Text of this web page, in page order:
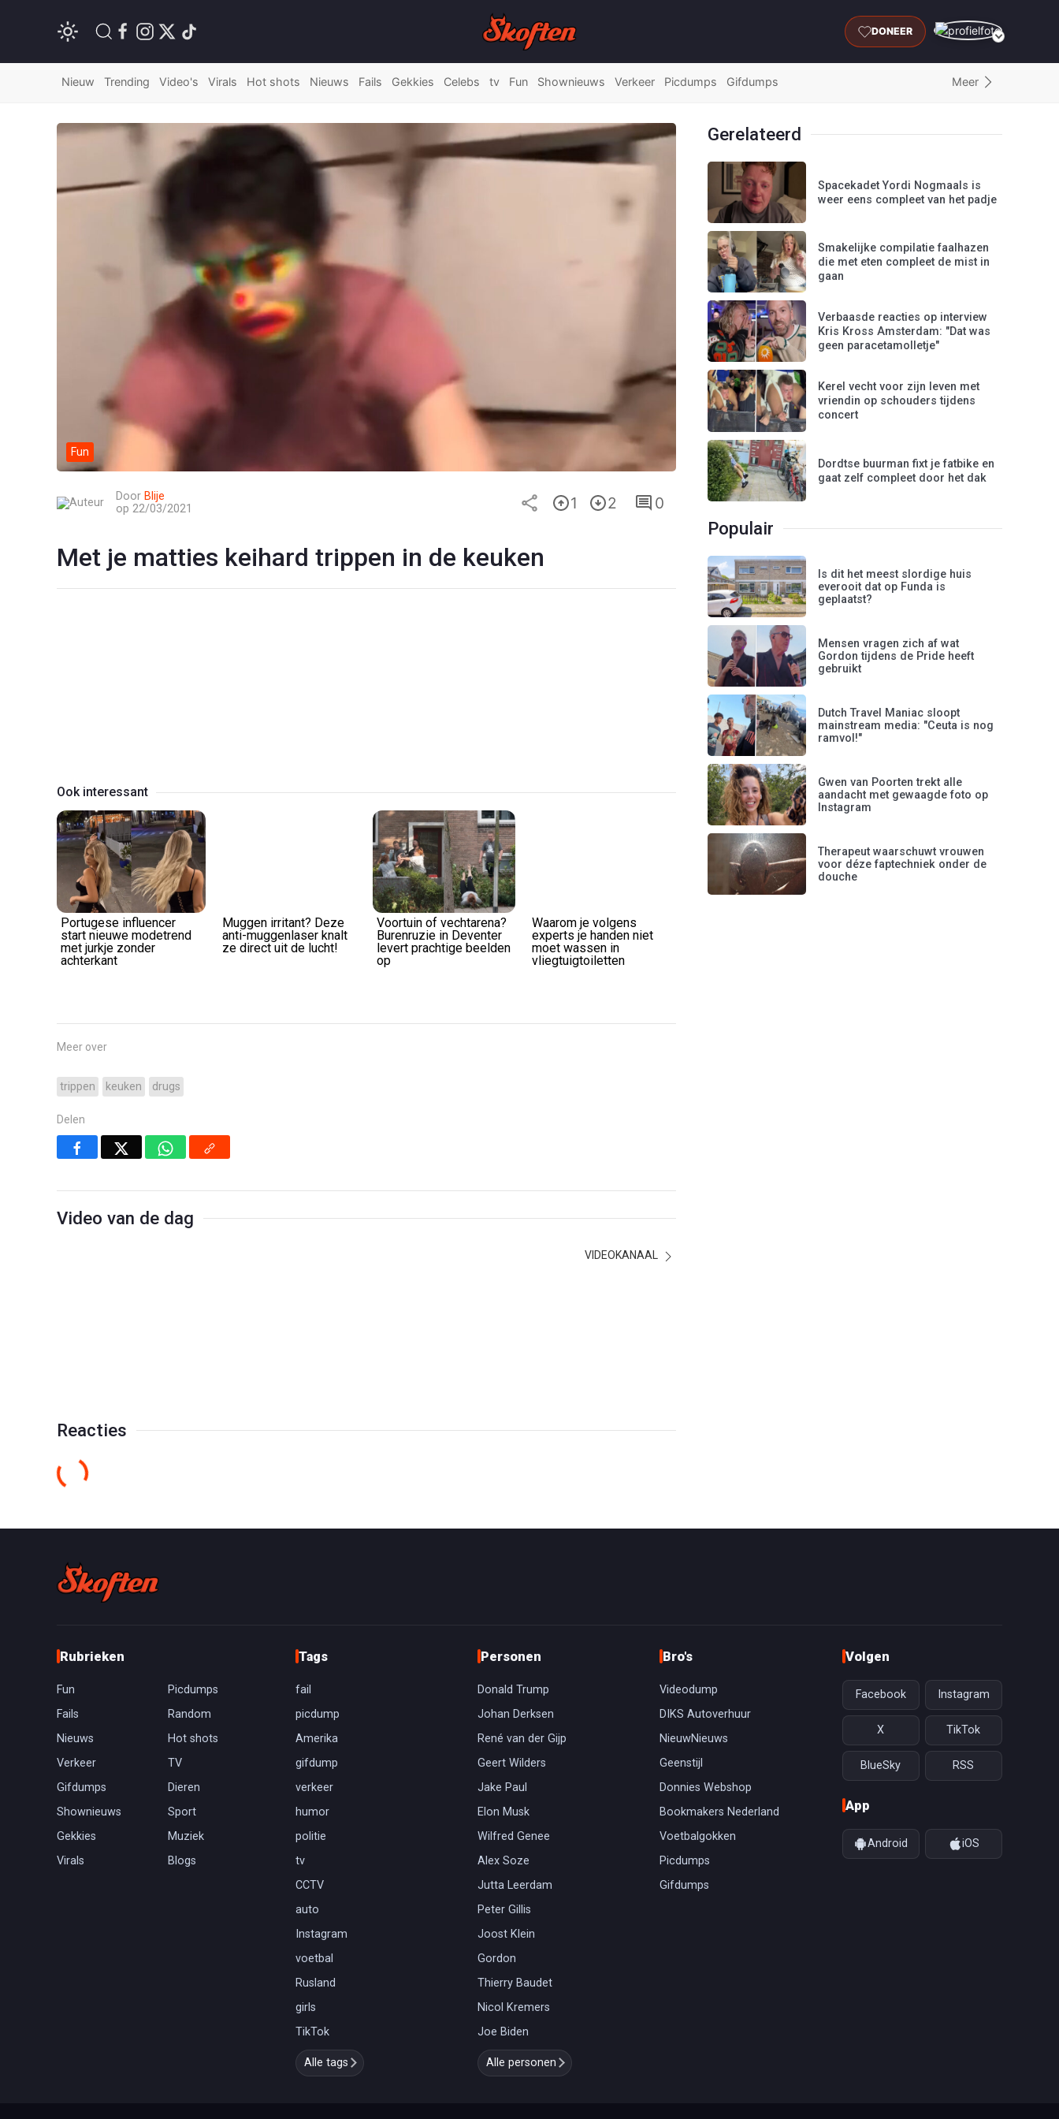
DONEER
Nieuw Trending Video's Virals Hot shots Nieuws Fails Gekkies Celebs tv Fun Shownieuws Verkeer Picdumps Gifdumps Meer
Fun
Door Blije
op 22/03/2021
1 2 0
Met je matties keihard trippen in de keuken
Play
Video
Ook interessant
Portugese influencer
start nieuwe modetrend
met jurkje zonder
achterkant
Muggen irritant? Deze
anti-muggenlaser knalt
ze direct uit de lucht!
Voortuin of vechtarena?
Burenruzie in Deventer
levert prachtige beelden
op
Waarom je volgens
experts je handen niet
moet wassen in
vliegtuigtoiletten
Meer over
trippen keuken drugs
Delen
Video van de dag
VIDEOKANAAL
Reacties
Gerelateerd
Spacekadet Yordi Nogmaals is
weer eens compleet van het padje
Smakelijke compilatie faalhazen
die met eten compleet de mist in
gaan
Verbaasde reacties op interview
Kris Kross Amsterdam: "Dat was
geen paracetamolletje"
Kerel vecht voor zijn leven met
vriendin op schouders tijdens
concert
Dordtse buurman fixt je fatbike en
gaat zelf compleet door het dak
Populair
Is dit het meest slordige huis
everooit dat op Funda is
geplaatst?
Mensen vragen zich af wat
Gordon tijdens de Pride heeft
gebruikt
Dutch Travel Maniac sloopt
mainstream media: "Ceuta is nog
ramvol!"
Gwen van Poorten trekt alle
aandacht met gewaagde foto op
Instagram
Therapeut waarschuwt vrouwen
voor déze faptechniek onder de
douche
Rubrieken
Fun
Picdumps
Fails
Random
Nieuws
Hot shots
Verkeer
TV
Gifdumps
Dieren
Shownieuws
Sport
Gekkies
Muziek
Virals
Blogs
Tags
fail
picdump
Amerika
gifdump
verkeer
humor
politie
tv
CCTV
auto
Instagram
voetbal
Rusland
girls
TikTok
Alle tags
Personen
Donald Trump
Johan Derksen
René van der Gijp
Geert Wilders
Jake Paul
Elon Musk
Wilfred Genee
Alex Soze
Jutta Leerdam
Peter Gillis
Joost Klein
Gordon
Thierry Baudet
Nicol Kremers
Joe Biden
Alle personen
Bro's
Videodump
DIKS Autoverhuur
NieuwNieuws
Geenstijl
Donnies Webshop
Bookmakers Nederland
Voetbalgokken
Picdumps
Gifdumps
Volgen
Facebook Instagram
X TikTok
BlueSky RSS
App
Android iOS